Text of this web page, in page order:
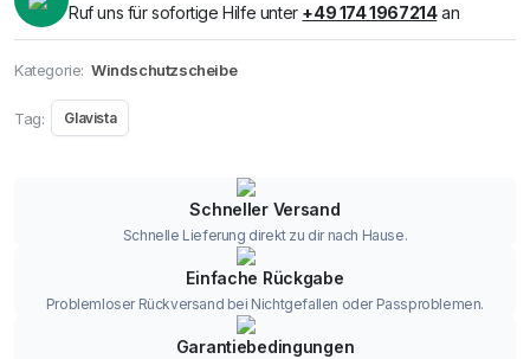
Ruf uns für sofortige Hilfe unter +49 174 1967214an
Kategorie: Windschutzscheibe
Tag: Glavista
Schneller Versand
Schnelle Lieferung direkt zu dir nach Hause.
Einfache Rückgabe
Problemloser Rückversand bei Nichtgefallen oder Passproblemen.
Garantiebedingungen